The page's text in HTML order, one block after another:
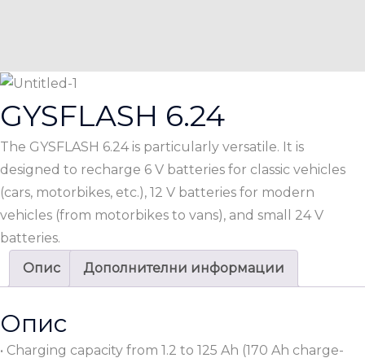
GYSFLASH 6.24
The GYSFLASH 6.24 is particularly versatile. It is
designed to recharge 6 V batteries for classic vehicles
(cars, motorbikes, etc.), 12 V batteries for modern
vehicles (from motorbikes to vans), and small 24 V
batteries.
Опис
Дополнителни информации
Опис
• Charging capacity from 1.2 to 125 Ah (170 Ah charge-